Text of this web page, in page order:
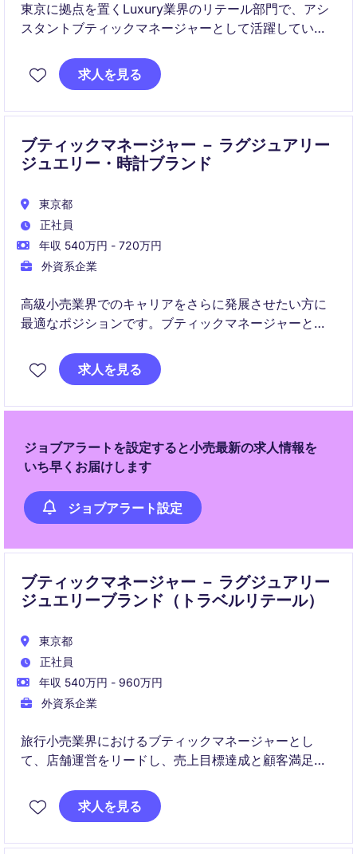
東京に拠点を置くLuxury業界のリテール部門で、アシ
スタントブティックマネージャーとして活躍していた
ビスを提供し、チームのリーダーシップを発揮してい
ただくことが求められます。
求人を見る
ブティックマネージャー － ラグジュアリー
ジュエリー・時計ブランド
東京都
正社員
年収 540万円 - 720万円
外資系企業
高級小売業界でのキャリアをさらに発展させたい方に
最適なポジションです。ブティックマネージャーとし
揮していただきます。
求人を見る
ジョブアラートを設定すると小売最新の求人情報を
いち早くお届けします
ジョブアラート設定
ブティックマネージャー － ラグジュアリー
ジュエリーブランド（トラベルリテール）
東京都
正社員
年収 540万円 - 960万円
外資系企業
旅行小売業界におけるブティックマネージャーとし
て、店舗運営をリードし、売上目標達成と顧客満足度
管理とブランド価値の向上に尽力していただくポジシ
ョンです。
求人を見る